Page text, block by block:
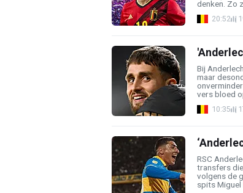
denken. Zo
20:52
Bij
maar
vers bloed
10:35
RSC
transfers
volgens de
spits Miguel